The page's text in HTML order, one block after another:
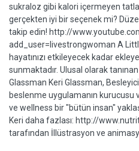
sukraloz gibi kalori içermeyen
gerçekten iyi bir seçenek mi?
takip edin! http://
add_user=livestrongwoman A
hayatınızı etkileyecek kadar
sunmaktadır. Ulusal olarak
Glassman Keri Glassman,
beslenme uygulamanın kurucusu
ve wellness bir "bütün insan"
Keri daha fazlası: http://
tarafından İllüstrasyon ve